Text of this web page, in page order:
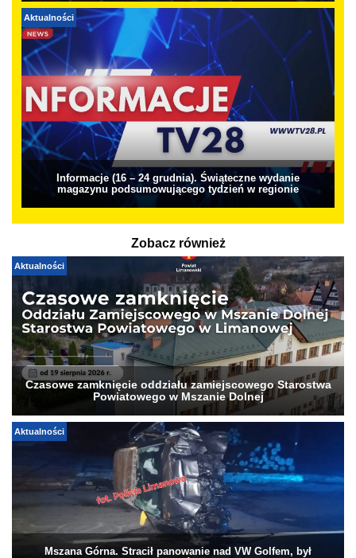
Aktualności
Informacje (16 – 24 grudnia). Świąteczne wydanie
magazynu podsumowującego tydzień w regionie
Zobacz również
Aktualności
Czasowe zamknięcie oddziału zamiejscowego Starostwa
Powiatowego w Mszanie Dolnej
Aktualności
Mszana Górna. Stracił panowanie nad VW Golfem, był